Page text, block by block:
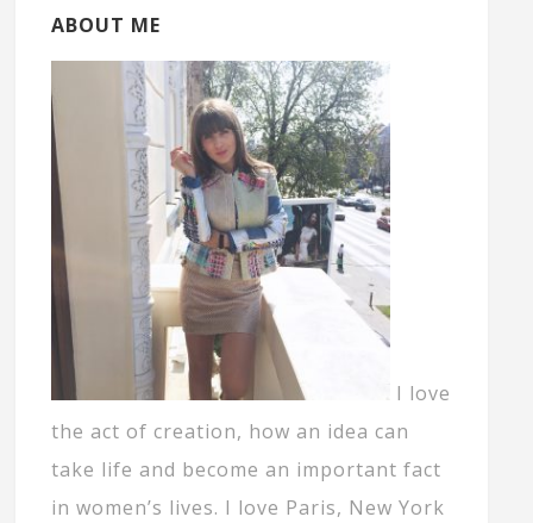
ABOUT ME
I love
the act of creation, how an idea can
take life and become an important fact
in women’s lives. I love Paris, New York